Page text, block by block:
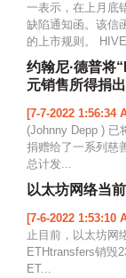
一表示，在上月底
缺陷通知函。该信
的上市规则。
约翰尼·德普将
元销售所得捐出
[7-7-2022 1:56:34
(Johnny Depp ) 已
捐赠给了一系列慈
总计发...
以太坊网络当
[7-6-2022 1:53:10
止目前，以太坊网
ETHtransfers销毁
ET...